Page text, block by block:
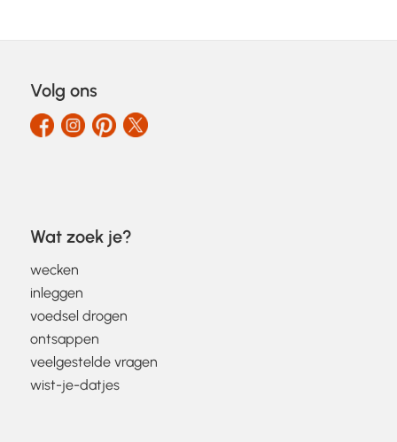
Volg ons
Wat zoek je?
wecken
inleggen
voedsel drogen
ontsappen
veelgestelde vragen
wist-je-datjes